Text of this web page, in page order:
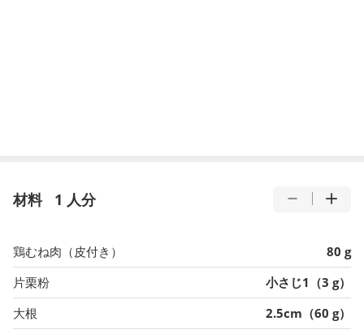
材料 1 人分
鶏むね肉（皮付き）
80 g
片栗粉
小さじ1（3 g）
大根
2.5cm（60 g）